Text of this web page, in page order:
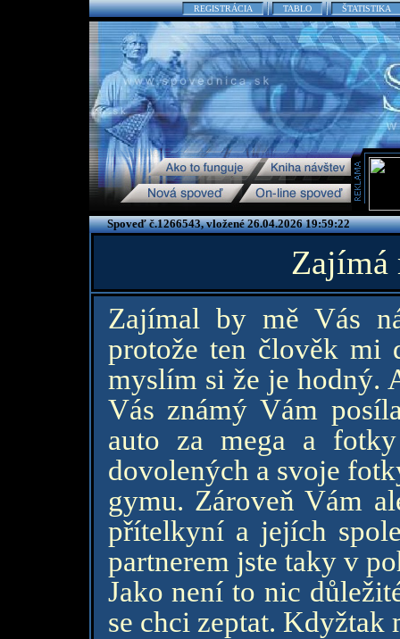
REGISTRÁCIA TABLO ŠTATISTIKA
Spoveď č.1266543, vložené 26.04.2026 19:59:22
Zajímá
Zajímal by mě Vás
protože ten člověk mi
myslím si že je hodný.
Vás známý Vám
auto za mega a
dovolených a svoje
gymu. Zároveň Vám
přítelkyní a jejích
partnerem jste taky v
Jako není to nic
se chci zeptat. Kdyžtak